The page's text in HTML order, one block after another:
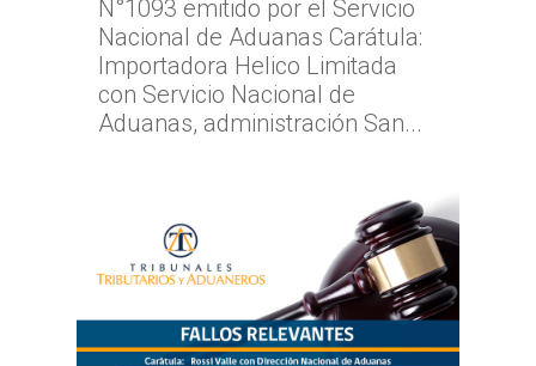
N°1093 emitido por el Servicio
Nacional de Aduanas Carátula:
Importadora Helico Limitada
con Servicio Nacional de
Aduanas, administración San...
TTA de la Región de
Magallanes y la